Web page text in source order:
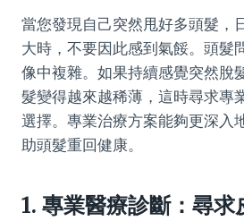
當您發現自己突然甩好多頭髮，
大時，不要因此感到氣餒。頭髮
像中複雜。如果持續感覺突然脫
髮變得越來越稀薄，這時尋求專
選擇。專業治療方案能夠更深入
助頭髮重回健康。
1. 專業醫療診斷：尋